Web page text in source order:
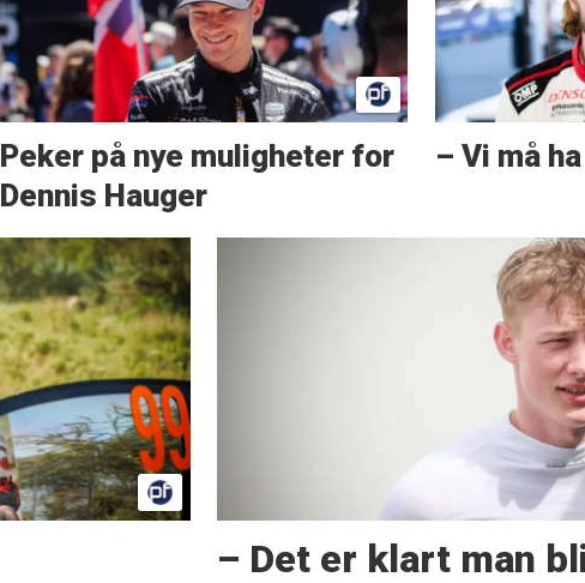
Peker på nye muligheter for
Dennis Hauger
– Vi må
– Det er klart man